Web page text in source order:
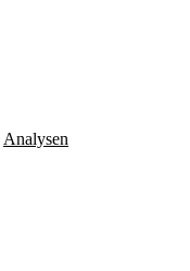
Analysen